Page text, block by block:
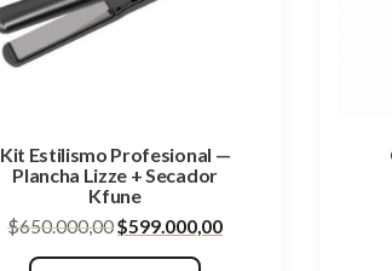
Kit Estilismo Profesional —
Plancha Lizze + Secador
Kfune
$650.000,00El
precio
$599.000,00El